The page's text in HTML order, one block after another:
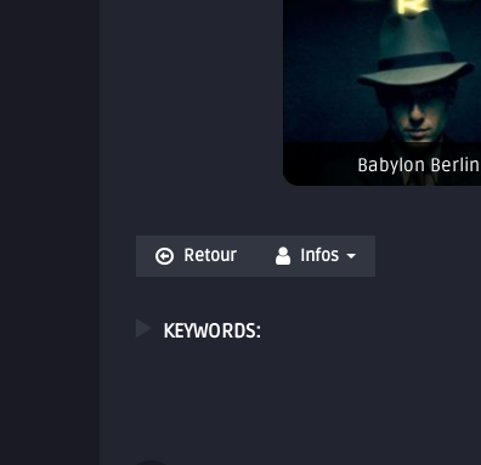
Babylon Berlin
Retour Infos
KEYWORDS: